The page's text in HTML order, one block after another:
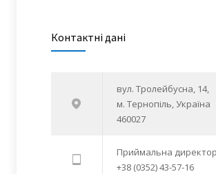
Контактні дані
вул. Тролейбусна, 14,
м. Тернопіль, Україна
460027
Приймальна
+38 (0352) 43-57-16